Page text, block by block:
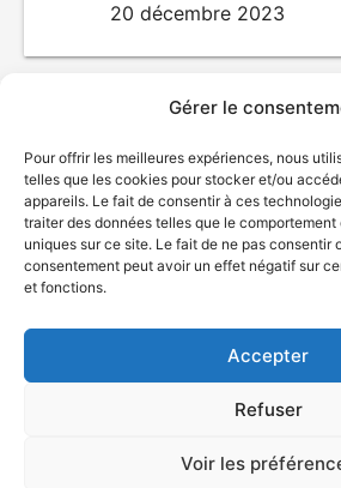
Gérer le
Pour offrir les meilleures expériences, nous
telles que les cookies pour stocker et/ou
appareils. Le fait de consentir à ces
traiter des données telles que le
uniques sur ce site. Le fait de ne pas consentir
consentement peut avoir un effet négatif sur
et fonctions.
Accepter
Refuser
Voir les
20 décembre 2023
© Gouvernement du
Plan du site
Accessibilité
Accès à
Déclaration de